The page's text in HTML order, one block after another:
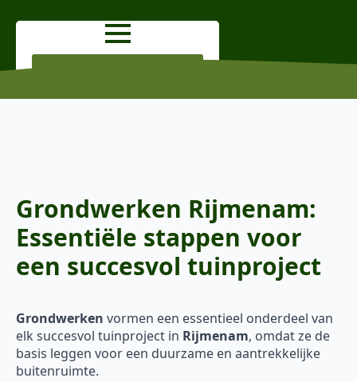
Grondwerken Rijmenam:
Essentiële stappen voor
een succesvol tuinproject
Grondwerken vormen een essentieel onderdeel van
elk succesvol tuinproject in Rijmenam, omdat ze de
basis leggen voor een duurzame en aantrekkelijke
buitenruimte.